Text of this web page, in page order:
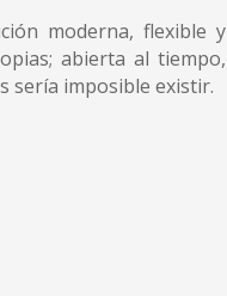
moderna, flexible y
abierta al tiempo,
sería imposible existir.